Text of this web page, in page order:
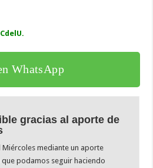
WhatsApp
gracias al aporte de
Miércoles mediante un aporte
podamos seguir haciendo